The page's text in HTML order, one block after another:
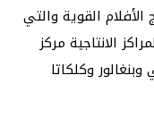
القوية والتي
الانتاجية مركز
وكلكاتا